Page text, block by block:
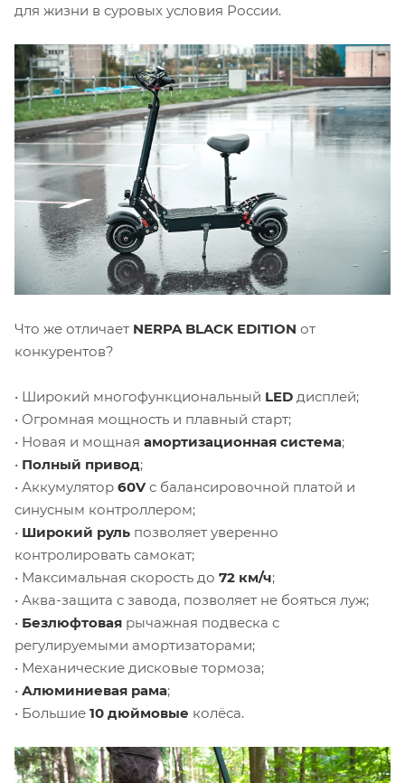
для жизни в суровых условия России.
Что же отличает NERPA BLACK EDITION от
конкурентов?
• Широкий многофункциональный LED дисплей;
• Огромная мощность и плавный старт;
• Новая и мощная амортизационная система;
• Полный привод;
• Аккумулятор 60Vс балансировочной платой и
синусным контроллером;
• Широкий руль позволяет уверенно
контролировать самокат;
• Максимальная скорость до 72 км/ч;
• Аква-защита с завода, позволяет не бояться луж;
• Безлюфтовая рычажная подвеска с
регулируемыми амортизаторами;
• Механические дисковые тормоза;
• Алюминиевая рама;
• Большие 10 дюймовые колёса.